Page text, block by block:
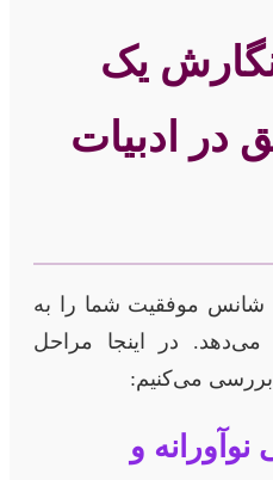
نگارش یک
در ادبیات
شانس موفقیت شما را به
در اینجا مراحل
بررسی می‌کنیم:
و